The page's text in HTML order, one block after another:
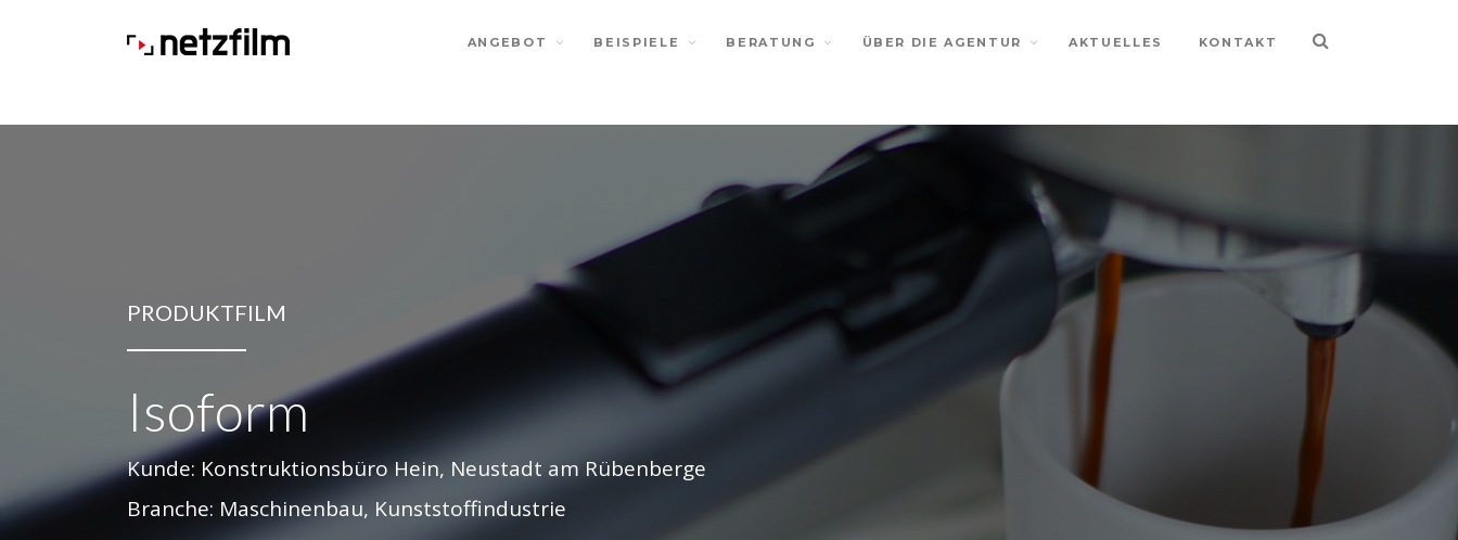
ANGEBOT BEISPIELE BERATUNG ÜBER DIE AGENTUR AKTUELLES KONTAKT
PRODUKTFILM
Isoform
Kunde: Konstruktionsbüro Hein, Neustadt am Rübenberge
Branche: Maschinenbau, Kunststoffindustrie